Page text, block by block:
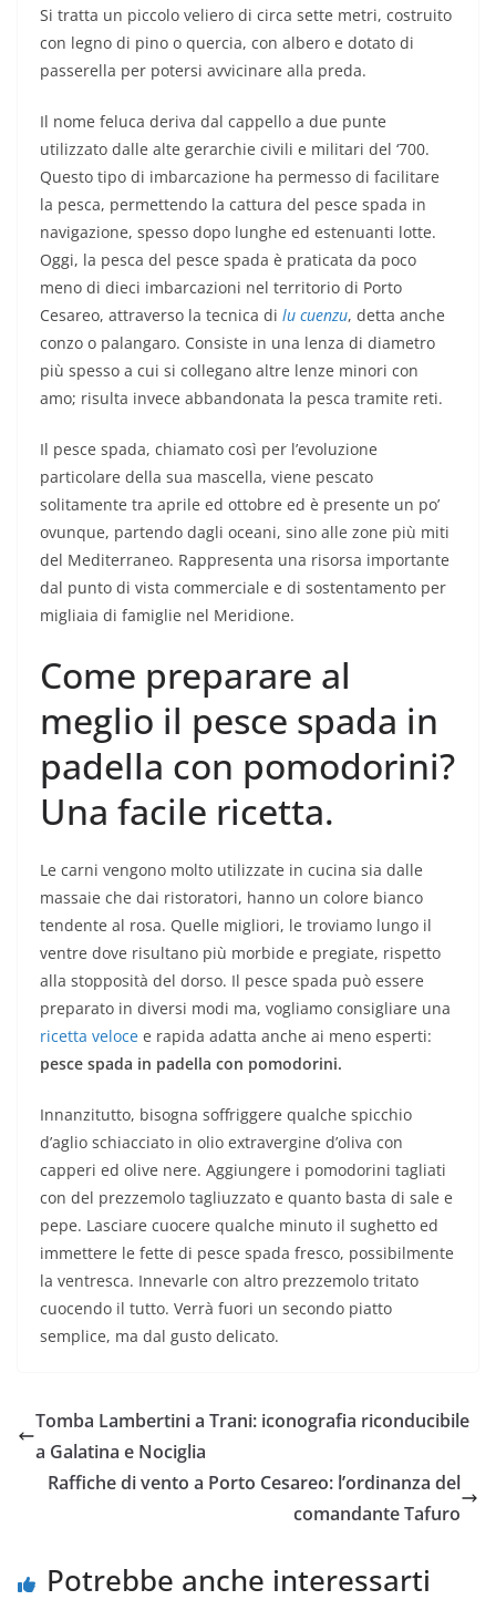
Si tratta un piccolo veliero di circa sette metri, costruito
con legno di pino o quercia, con albero e dotato di
passerella per potersi avvicinare alla preda.
Il nome feluca deriva dal cappello a due punte
utilizzato dalle alte gerarchie civili e militari del ‘700.
Questo tipo di imbarcazione ha permesso di facilitare
la pesca, permettendo la cattura del pesce spada in
navigazione, spesso dopo lunghe ed estenuanti lotte.
Oggi, la pesca del pesce spada è praticata da poco
meno di dieci imbarcazioni nel territorio di Porto
Cesareo, attraverso la tecnica di lu cuenzu, detta anche
conzo o palangaro. Consiste in una lenza di diametro
più spesso a cui si collegano altre lenze minori con
amo; risulta invece abbandonata la pesca tramite reti.
Il pesce spada, chiamato così per l’evoluzione
particolare della sua mascella, viene pescato
solitamente tra aprile ed ottobre ed è presente un po’
ovunque, partendo dagli oceani, sino alle zone più miti
del Mediterraneo. Rappresenta una risorsa importante
dal punto di vista commerciale e di sostentamento per
migliaia di famiglie nel Meridione.
Come preparare al
meglio il pesce spada in
padella con pomodorini?
Una facile ricetta.
Le carni vengono molto utilizzate in cucina sia dalle
massaie che dai ristoratori, hanno un colore bianco
tendente al rosa. Quelle migliori, le troviamo lungo il
ventre dove risultano più morbide e pregiate, rispetto
alla stopposità del dorso. Il pesce spada può essere
preparato in diversi modi ma, vogliamo consigliare una
ricetta veloce e rapida adatta anche ai meno esperti:
pesce spada in padella con pomodorini.
Innanzitutto, bisogna soffriggere qualche spicchio
d’aglio schiacciato in olio extravergine d’oliva con
capperi ed olive nere. Aggiungere i pomodorini tagliati
con del prezzemolo tagliuzzato e quanto basta di sale e
pepe. Lasciare cuocere qualche minuto il sughetto ed
immettere le fette di pesce spada fresco, possibilmente
la ventresca. Innevarle con altro prezzemolo tritato
cuocendo il tutto. Verrà fuori un secondo piatto
semplice, ma dal gusto delicato.
Tomba Lambertini a Trani: iconografia riconducibile
a Galatina e Nociglia
Raffiche di vento a Porto Cesareo: l’ordinanza del
comandante Tafuro
Potrebbe anche interessarti